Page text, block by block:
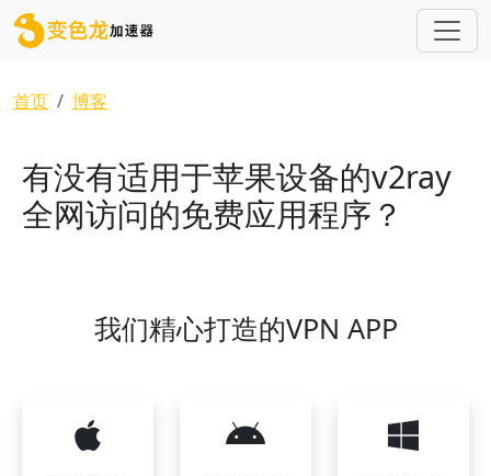
跳转到主要内容
面包屑
首页 博客
有没有适用于苹果设备的v2ray
全网访问的免费应用程序？
我们精心打造的VPN APP